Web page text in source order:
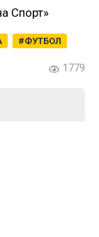
Спорт»
ФУТБОЛ
1779